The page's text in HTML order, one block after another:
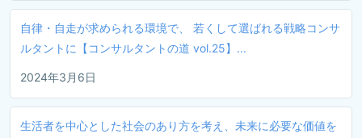
自律・自走が求められる環境で、 若くして選ばれる戦略コンサ
ルタントに【コンサルタントの道 vol.25】...
2024年3月6日
生活者を中心とした社会のあり方を考え、未来に必要な価値を